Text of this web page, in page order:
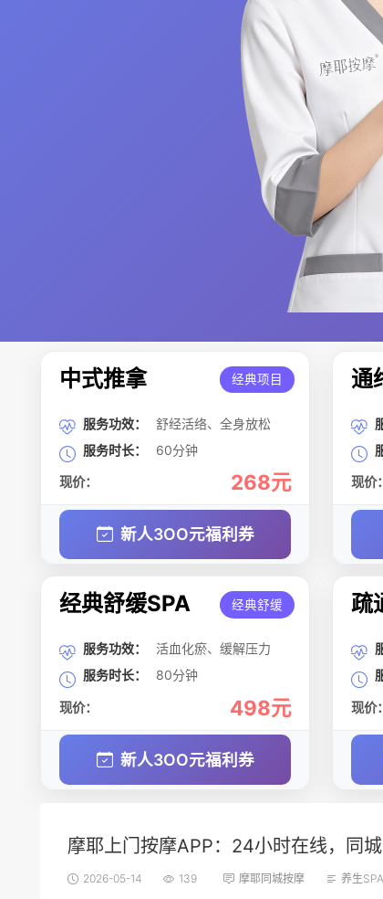
中式推拿 经典项目
服务功效：
舒经活络、全身放松
服务时长：
60分钟
现价： 268元
新人3OO元福利券
通
现价：
经典舒缓SPA 经典舒缓
服务功效：
活血化瘀、缓解压力
服务时长：
80分钟
现价： 498元
新人3OO元福利券
疏
现价：
摩耶上门按摩APP：24小时在线，同
2026-05-14 139 摩耶同城按摩 养生SPA